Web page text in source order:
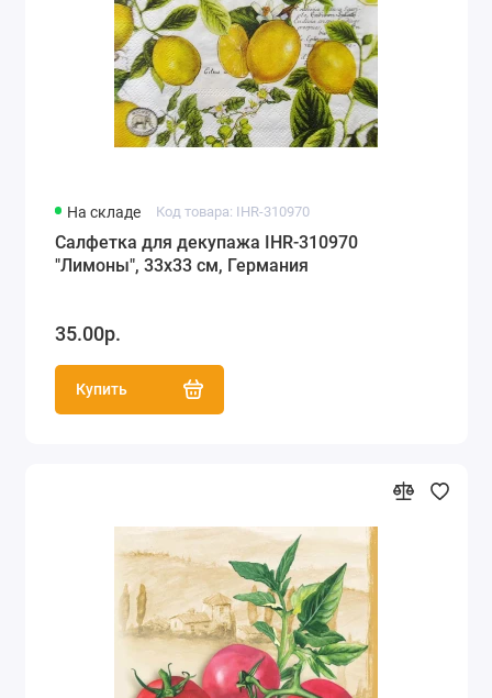
На складе Код товара: IHR-310970
Салфетка для декупажа IHR-310970
"Лимоны", 33х33 см, Германия
35.00р.
Купить